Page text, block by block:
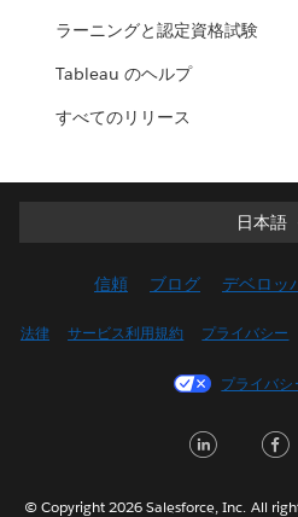
ラーニングと認定資格試験
Tableau のヘルプ
すべてのリリース
日本語
日本語
English
Français
Italiano
信頼 ブログ デベロッ
法律 サービス利用規約 プライバシー
プライバ
© Copyright 2026 Salesforce, Inc. All